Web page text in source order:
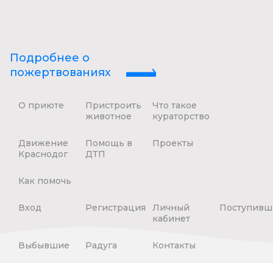
Подробнее о
пожертвованиях
О приюте
Пристроить
животное
Что такое
кураторство
Движение
Краснодог
Помощь в
ДТП
Проекты
Как помочь
Вход Регистрация
Личный
кабинет
Выбывшие Радуга Контакты